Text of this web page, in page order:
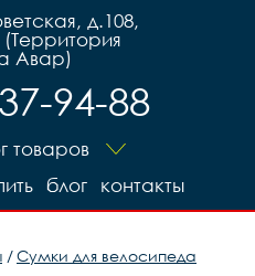
д.108,
Авар)
94-88
товаров
контакты
блог
/Сумки для велосипеда